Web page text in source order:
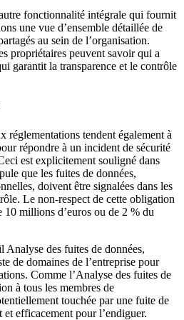
fonctionnalité intégrale qui fournit
une vue d’ensemble détaillée de
au sein de l’organisation.
propriétaires peuvent savoir qui a
garantit la transparence et le contrôle
réglementations tendent également à
répondre à un incident de sécurité
est explicitement souligné dans
que les fuites de données,
doivent être signalées dans les
Le non-respect de cette obligation
10 millions d’euros ou de 2 % du
Analyse des fuites de données,
de domaines de l’entreprise pour
Comme l’Analyse des fuites de
à tous les membres de
touchée par une fuite de
efficacement pour l’endiguer.